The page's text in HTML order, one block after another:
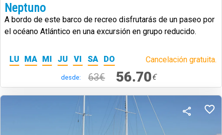
Neptuno
A bordo de este barco de recreo disfrutarás de un paseo por
el océano Atlántico en una excursión en grupo reducido.
LU MA MI JU VI SA DO Cancelación gratuita.
desde: 63€ 56.70€